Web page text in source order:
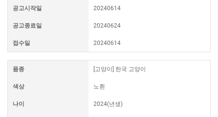
공고시작일 20240614
공고종료일 20240624
접수일 20240614
품종 [고양이] 한국 고양이
색상 노흰
나이 2024(년생)